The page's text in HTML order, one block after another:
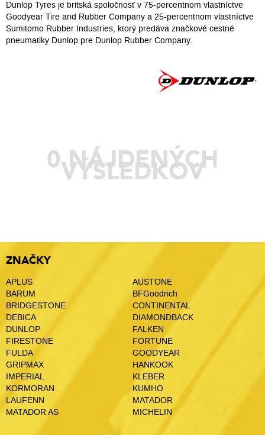
Dunlop Tyres je britská spoločnosť v 75-percentnom vlastníctve
Goodyear Tire and Rubber Company a 25-percentnom vlastníctve
Sumitomo Rubber Industries, ktorý predáva značkové cestné
pneumatiky Dunlop pre Dunlop Rubber Company.
0 NÁJDENÝCH
VÝSLEDKOV
ZNAČKY
APLUS
AUSTONE
BARUM
BFGoodrich
BRIDGESTONE
CONTINENTAL
DEBICA
DIAMONDBACK
DUNLOP
FALKEN
FIRESTONE
FORTUNE
FULDA
GOODYEAR
GRIPMAX
HANKOOK
IMPERIAL
KLEBER
KORMORAN
KUMHO
LAUFENN
MATADOR
MATADOR AS
MICHELIN